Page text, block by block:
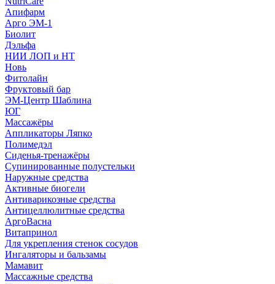
Апифарм
Арго ЭМ-1
Биолит
Дэльфа
НИИ ЛОП и НТ
Новь
Фитолайн
Фруктовый бар
ЭМ-Центр Шаблина
ЮГ
Массажёры
Аппликаторы Ляпко
Полимедэл
Сиденья-тренажёры
Супинированные полустельки
Наружные средства
Активные биогели
Антиварикозные средства
Антицеллюлитные средства
АргоВасна
Витапринол
Для укрепления стенок сосудов
Ингаляторы и бальзамы
Мамавит
Массажные средства